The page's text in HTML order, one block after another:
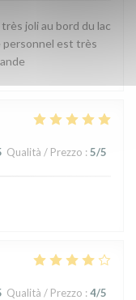
joli au bord du lac
personnel est très
Qualità / Prezzo : 5/5
Qualità / Prezzo : 4/5